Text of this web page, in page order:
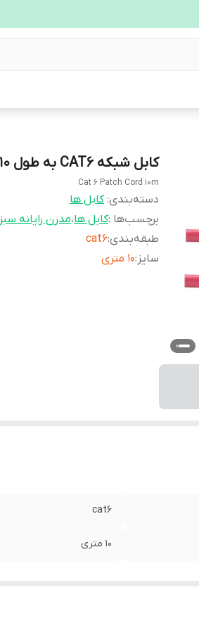
کابل شبکه CAT6 به طول 10 متر
Cat 6 Patch Cord 10m
دسته‌بندی:کابل ها
برچسب‌ها :کابل ها،مدرن رایانه سبز
طبقه‌بندی:
cat6
سایز :10 متری
cat6
10 متری